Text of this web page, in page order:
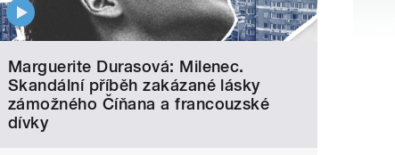
Marguerite Durasová: Milenec.
Skandální příběh zakázané lásky
zámožného Číňana a francouzské
dívky